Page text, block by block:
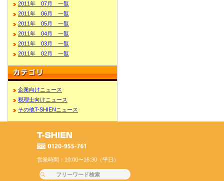
2011年 07月 一覧
2011年 06月 一覧
2011年 05月 一覧
2011年 04月 一覧
2011年 03月 一覧
2011年 02月 一覧
企業向けニュース
税理士向けニュース
その他T-SHIENニュース
営業時間：10:00〜16:30（平日）